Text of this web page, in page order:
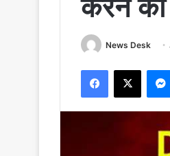
करने
News Desk
Facebook
X